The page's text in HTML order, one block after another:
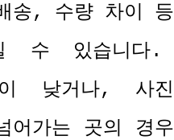
송, 수량 차이 등
수 있습니다.
낮거나, 사진
어가는 곳의 경우